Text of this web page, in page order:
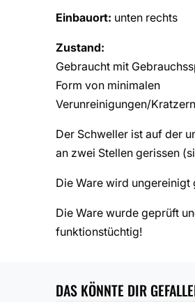
Einbauort: unten rechts
Zustand:
Gebraucht mit
Form von minimalen
Verunreinigungen/
Der Schweller ist auf der
an zwei Stellen gerissen
Die Ware wird ungereinigt
Die Ware wurde geprüft
funktionstüchtig!
DAS KÖNNTE DIR